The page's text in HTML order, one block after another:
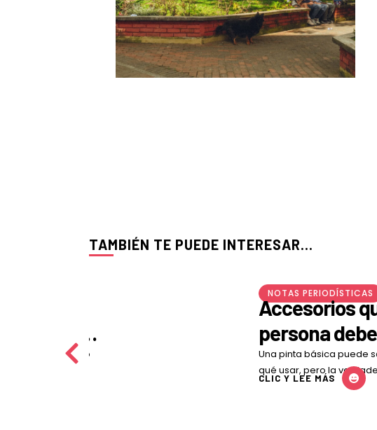
TAMBIÉN TE PUEDE INTERESAR...
cuando no sabes
MI BARRIO DIGITAL
Más allá del
Este reportaje retrata la
Santana a través de sus
miradores y el
cómo la …
CLIC Y LEE MÁS